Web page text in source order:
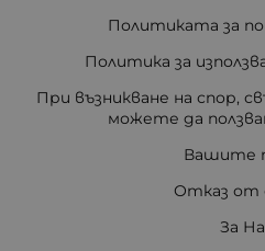
Политиката за
Политика за
При възникване на спор,
можете да
Вашите
Отказ от
За